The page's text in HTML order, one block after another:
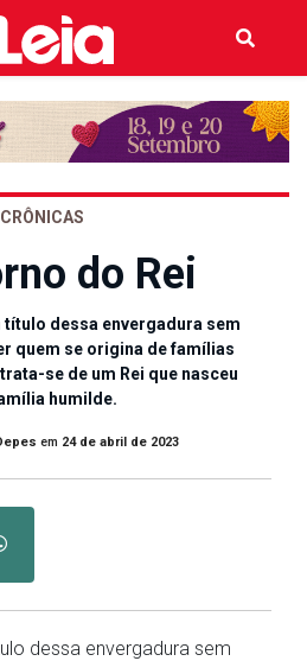
CRÔNICAS
do Rei
título dessa envergadura sem
quem se origina de famílias
se de um Rei que nasceu
humilde.
em 24 de abril de 2023
dessa envergadura sem